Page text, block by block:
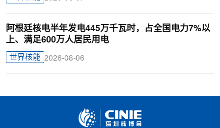
阿根廷核电半年发电445万千瓦时，占全国电力7%以
上、满足600万人居民用电
世界核能 2026-08-06